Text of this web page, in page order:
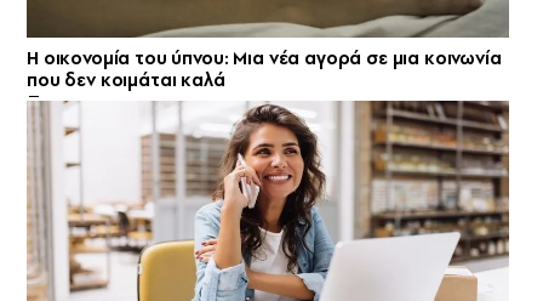
Η οικονομία του ύπνου: Μια νέα αγορά σε μια κοινωνία
που δεν κοιμάται καλά